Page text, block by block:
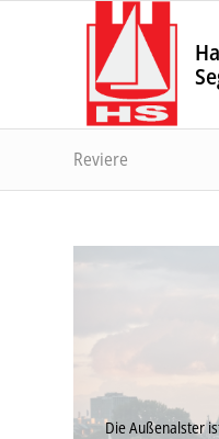
Reviere
Die Außenalster